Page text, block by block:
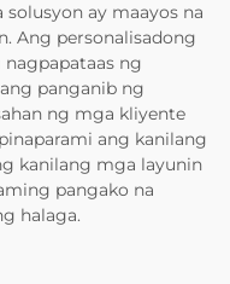
ay maayos na
Ang personalisadong
ng
panganib ng
ng mga kliyente
ang kanilang
kanilang mga layunin
pangako na
halaga.